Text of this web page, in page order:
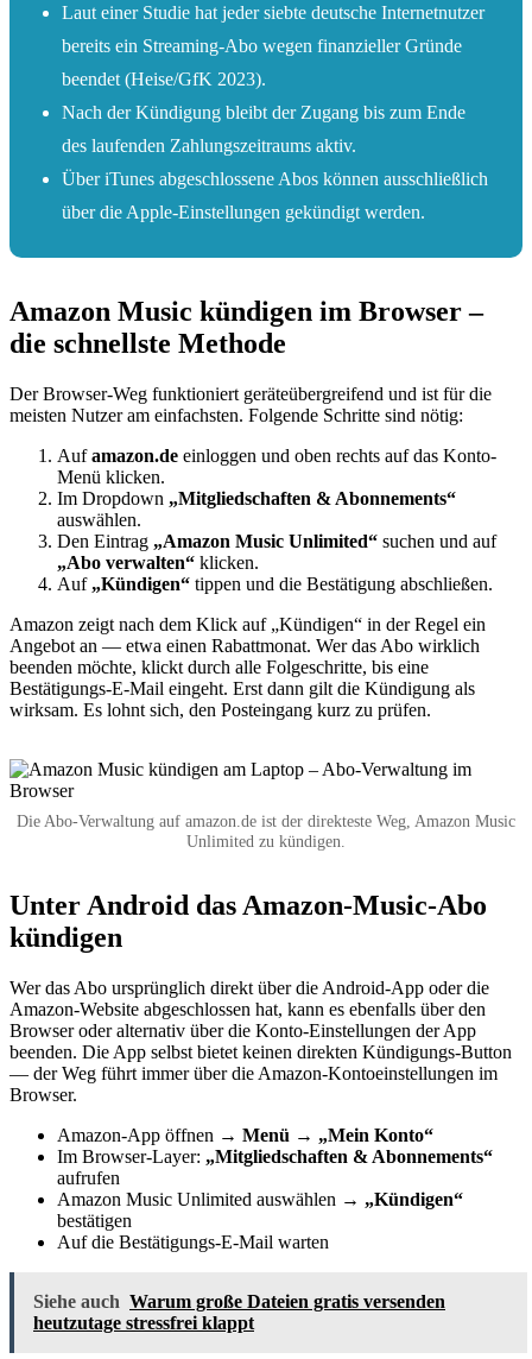
Laut einer Studie hat jeder siebte deutsche Internetnutzer
bereits ein Streaming-Abo wegen finanzieller Gründe
beendet (Heise/GfK 2023).
Nach der Kündigung bleibt der Zugang bis zum Ende
des laufenden Zahlungszeitraums aktiv.
Über iTunes abgeschlossene Abos können ausschließlich
über die Apple-Einstellungen gekündigt werden.
Amazon Music kündigen im Browser –
die schnellste Methode
Der Browser-Weg funktioniert geräteübergreifend und ist für die
meisten Nutzer am einfachsten. Folgende Schritte sind nötig:
Aufamazon.de einloggen und oben rechts auf das Konto-
Menü klicken.
Im Dropdown „Mitgliedschaften & Abonnements“
auswählen.
Den Eintrag „Amazon Music Unlimited“ suchen und auf
„Abo verwalten“ klicken.
Auf „Kündigen“ tippen und die Bestätigung abschließen.
Amazon zeigt nach dem Klick auf „Kündigen“ in der Regel ein
Angebot an — etwa einen Rabattmonat. Wer das Abo wirklich
beenden möchte, klickt durch alle Folgeschritte, bis eine
Bestätigungs-E-Mail eingeht. Erst dann gilt die Kündigung als
wirksam. Es lohnt sich, den Posteingang kurz zu prüfen.
Die Abo-Verwaltung auf amazon.de ist der direkteste Weg, Amazon Music
Unlimited zu kündigen.
Unter Android das Amazon-Music-Abo
kündigen
Wer das Abo ursprünglich direkt über die Android-App oder die
Amazon-Website abgeschlossen hat, kann es ebenfalls über den
Browser oder alternativ über die Konto-Einstellungen der App
beenden. Die App selbst bietet keinen direkten Kündigungs-Button
— der Weg führt immer über die Amazon-Kontoeinstellungen im
Browser.
Amazon-App öffnen → Menü → „Mein Konto“
Im Browser-Layer: „Mitgliedschaften & Abonnements“
aufrufen
Amazon Music Unlimited auswählen → „Kündigen“
bestätigen
Auf die Bestätigungs-E-Mail warten
Siehe auch Warum große Dateien gratis versenden
heutzutage stressfrei klappt